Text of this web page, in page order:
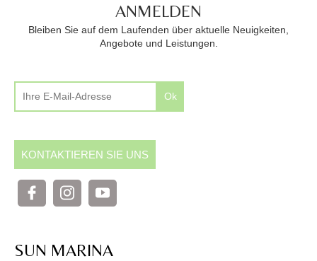
ANMELDEN
Bleiben Sie auf dem Laufenden über aktuelle Neuigkeiten,
Angebote und Leistungen.
Ok
KONTAKTIEREN SIE UNS
SUN MARINA